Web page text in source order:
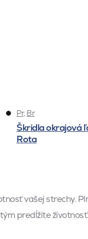
Pr, Br
Škridla okrajová
Rota
vašej strechy.
predĺžite životnosť.